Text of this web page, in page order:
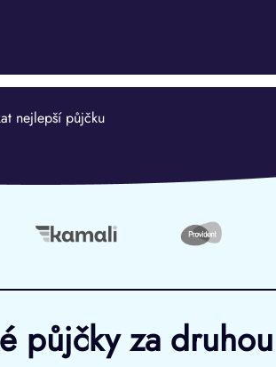
nejlepší půjčku
půjčky za druhou